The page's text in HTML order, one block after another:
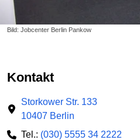
Bild: Jobcenter Berlin Pankow
Kontakt
Storkower Str. 133
10407 Berlin
Tel.: (030) 5555 34 2222